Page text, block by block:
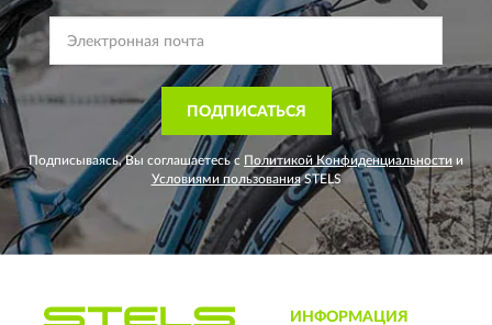
ПОДПИСАТЬСЯ
Подписываясь, Вы соглашаетесь с Политикой Конфиденциальности и
Условиями пользованияSTELS
ИНФОРМАЦИЯ